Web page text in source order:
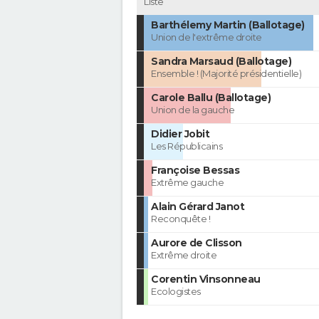
Barthélemy Martin (Ballotage)
Union de l'extrême droite
Sandra Marsaud (Ballotage)
Ensemble ! (Majorité présidentielle)
Carole Ballu (Ballotage)
Union de la gauche
Didier Jobit
Les Républicains
Françoise Bessas
Extrême gauche
Alain Gérard Janot
Reconquête !
Aurore de Clisson
Extrême droite
Corentin Vinsonneau
Ecologistes